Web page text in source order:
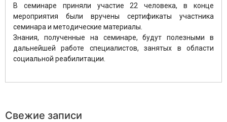
В семинаре приняли участие 22 человека, в конце
мероприятия были вручены сертификаты участника
семинара и методические материалы.
Знания, полученные на семинаре, будут полезными в
дальнейшей работе специалистов, занятых в области
социальной реабилитации.
Свежие записи